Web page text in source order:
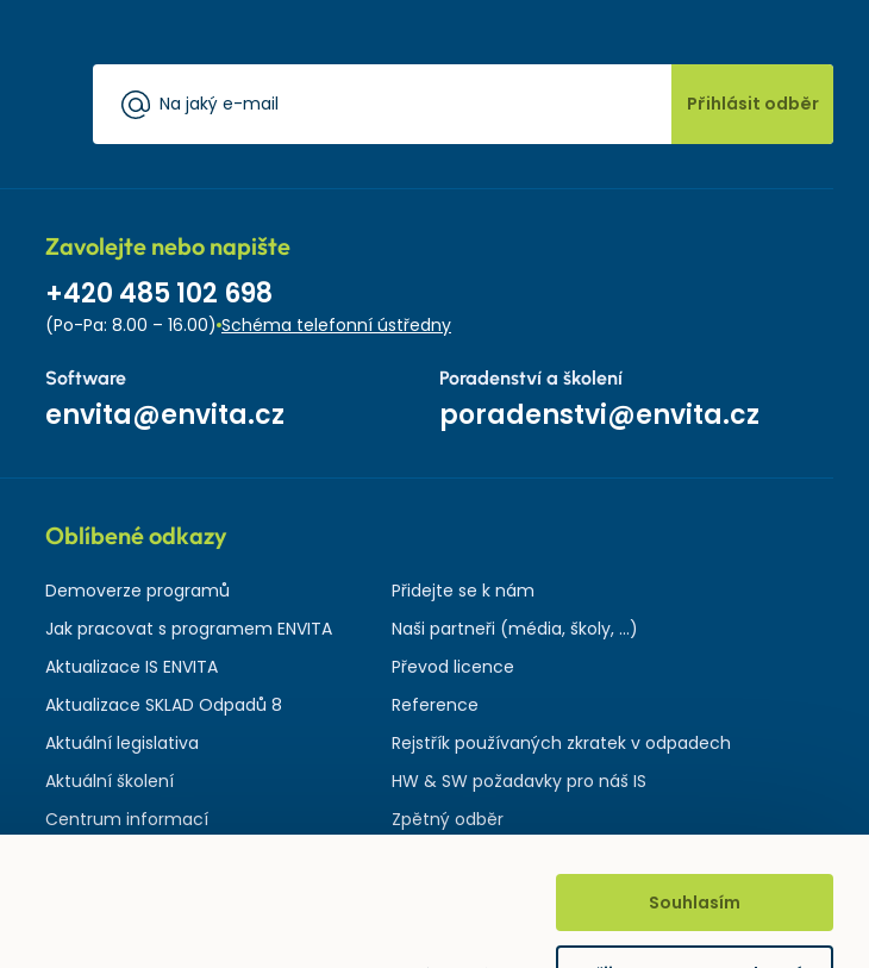
Přihlásit odběr
Zavolejte nebo napište
+420 485 102 698
(Po-Pa: 8.00 – 16.00) Schéma telefonní ústředny
Software
envita@envita.cz
Poradenství a školení
poradenstvi@envita.cz
Oblíbené odkazy
Demoverze programů
Jak pracovat s programem ENVITA
Aktualizace IS ENVITA
Aktualizace SKLAD Odpadů 8
Aktuální legislativa
Aktuální školení
Centrum informací
Přidejte se k nám
Naši partneři (média, školy, ...)
Převod licence
Reference
Rejstřík používaných zkratek v odpadech
HW & SW požadavky pro náš IS
Zpětný odběr
Souhlasím